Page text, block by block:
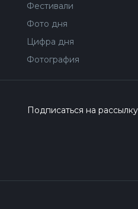
Фестивали
Фото дня
Цифра дня
Фотография
Подписаться на рассылку